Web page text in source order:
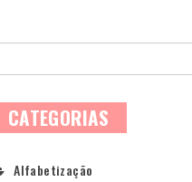
CATEGORIAS
Alfabetização